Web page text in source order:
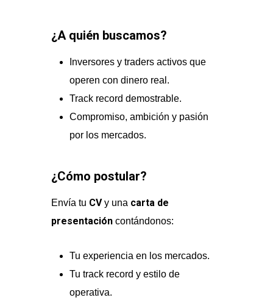
¿A quién buscamos?
Inversores y traders activos que
operen con dinero real.
Track record demostrable.
Compromiso, ambición y pasión
por los mercados.
¿Cómo postular?
Envía tu CVy una carta de
presentación contándonos:
Tu experiencia en los mercados.
Tu track record y estilo de
operativa.